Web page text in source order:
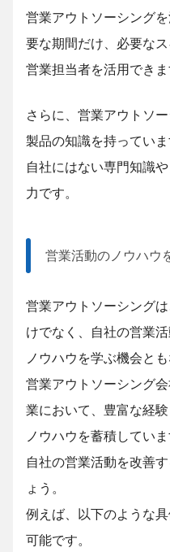
営業アウトソーシング
要な期間だけ、必要な
営業担当者を活用できま
さらに、営業アウトソ
製品の知識を持っていま
自社にはない専門知識
力です。
営業活動のノウハウ
営業アウトソーシング
けでなく、自社の営業
ノウハウを学ぶ機会とも
営業アウトソーシング
業において、豊富な経験
ノウハウを蓄積していま
自社の営業活動を改善
ょう。
例えば、以下のような
可能です。